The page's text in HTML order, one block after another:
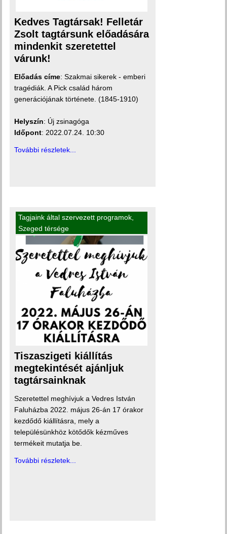
Kedves Tagtársak! Felletár
Zsolt tagtársunk előadására
mindenkit szeretettel
várunk!
Előadás címe: Szakmai sikerek - emberi
tragédiák. A Pick család három
generációjának története. (1845-1910)
Helyszín: Új zsinagóga
Időpont: 2022.07.24. 10:30
További részletek...
Tagjaink által szervezett programok
Szeged térsége
Tiszaszigeti kiállítás
megtekintését ajánljuk
tagtársainknak
Szeretettel meghívjuk a Vedres István
Faluházba 2022. május 26-án 17 órakor
kezdődő kiállításra, mely a
településünkhöz kötődők kézműves
termékeit mutatja be.
További részletek...